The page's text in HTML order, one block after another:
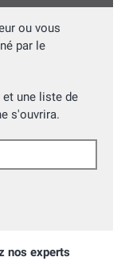
ou vous
par le
une liste de
s'ouvrira.
nos experts